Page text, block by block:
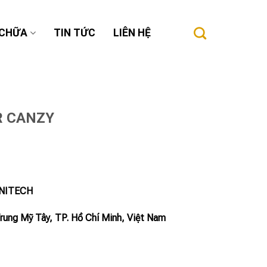
TIN TỨC LIÊN HỆ
CANZY
Mỹ Tây, TP. Hồ Chí Minh, Việt Nam